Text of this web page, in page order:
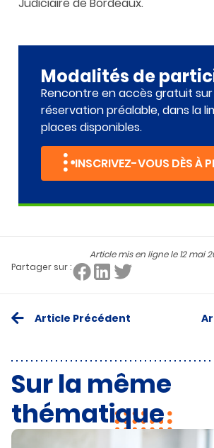
Judiciaire de Bordeaux.
Modalités de
Rencontre en accès gratuit sur
réservation préalable, dans la
places disponibles.
INSCRIVEZ-VOUS DÈS À
Article mis en ligne le 12 mai
Partager sur :
Article Précédent
Sur la même
thématique